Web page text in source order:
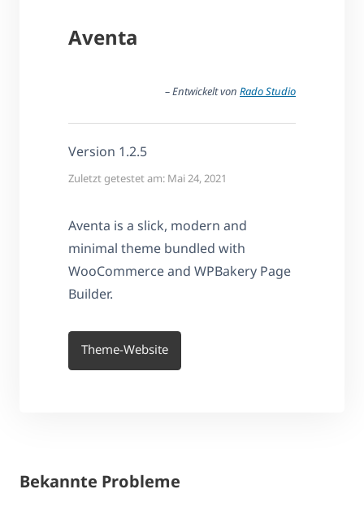
Aventa
– Entwickelt von Rado Studio
Version 1.2.5
Zuletzt getestet am: Mai 24, 2021
Aventa is a slick, modern and
minimal theme bundled with
WooCommerce and WPBakery Page
Builder.
Theme-Website
Bekannte Probleme